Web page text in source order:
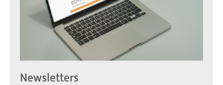
Newsletters